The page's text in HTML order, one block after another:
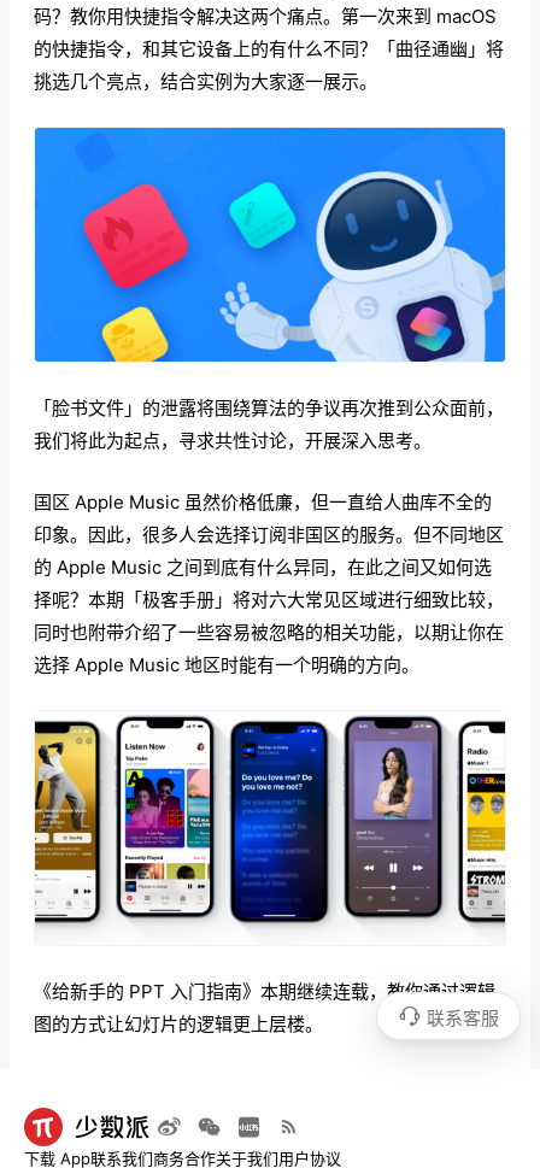
码？教你用快捷指令解决这两个痛点。第一次来到 macOS
的快捷指令，和其它设备上的有什么不同？「曲径通幽」将
挑选几个亮点，结合实例为大家逐一展示。
「脸书文件」的泄露将围绕算法的争议再次推到公众面前，
我们将此为起点，寻求共性讨论，开展深入思考。
国区 Apple Music 虽然价格低廉，但一直给人曲库不全的
印象。因此，很多人会选择订阅非国区的服务。但不同地区
的 Apple Music 之间到底有什么异同，在此之间又如何选
择呢？本期「极客手册」将对六大常见区域进行细致比较，
同时也附带介绍了一些容易被忽略的相关功能，以期让你在
选择 Apple Music 地区时能有一个明确的方向。
《给新手的 PPT 入门指南》本期继续连载，教你通过逻辑
图的方式让幻灯片的逻辑更上层楼。
下载 App联系我们商务合作关于我们用户协议
联系客服